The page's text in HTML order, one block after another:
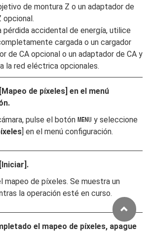
de montura Z o un adaptador de
opcional.
pérdida accidental de energía, utilice
cargada o un cargador
de CA opcional o un adaptador de CA y
la red eléctrica opcionales.
Mapeo de píxeles] en el menú
pulse el botón G y seleccione
] en el menú configuración.
Iniciar].
mapeo de píxeles. Se muestra un
la operación esté en curso.
el mapeo de píxeles, apague